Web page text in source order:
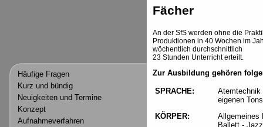
Häufige Fragen
Kurz und bündig
Neuigkeiten und Termine
Konzept
Aufnahmeverfahren
Fächer
An der SfS werden ohne die
Produktionen in 40 Wochen im
wöchentlich durchschnittlich
23 Stunden Unterricht erteilt.
Zur Ausbildung gehören
SPRACHE:
Atemtechnik
eigenen
KÖRPER:
Allgemeines
Ballett -